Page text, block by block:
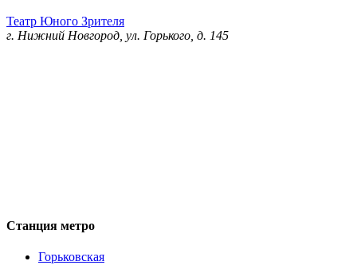
Театр Юного Зрителя
г. Нижний Новгород, ул. Горького, д. 145
Станция метро
Горьковская